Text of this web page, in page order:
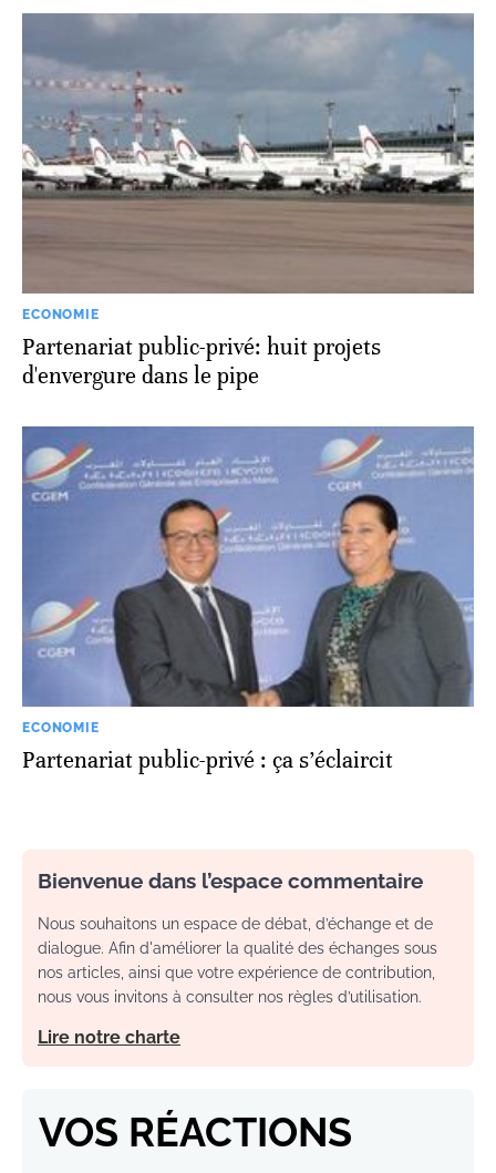
ECONOMIE
Partenariat public-privé: huit projets
d'envergure dans le pipe
ECONOMIE
Partenariat public-privé : ça s’éclaircit
Bienvenue dans l’espace commentaire
Nous souhaitons un espace de débat, d’échange et de
dialogue. Afin d'améliorer la qualité des échanges sous
nos articles, ainsi que votre expérience de contribution,
nous vous invitons à consulter nos règles d’utilisation.
Lire notre charte
VOS RÉACTIONS